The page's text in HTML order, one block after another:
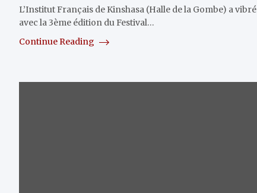
L’Institut Français de Kinshasa (Halle de la Gombe) a vibré
avec la 3ème édition du Festival…
Continue Reading